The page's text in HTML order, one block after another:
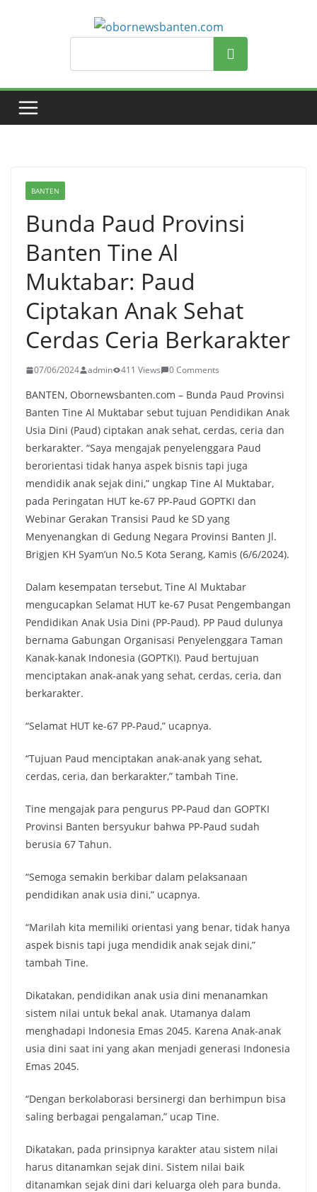
Search
BANTEN
Bunda Paud Provinsi
Banten Tine Al
Muktabar: Paud
Ciptakan Anak Sehat
Cerdas Ceria Berkarakter
07/06/2024 admin 411 Views 0 Comments
BANTEN, Obornewsbanten.com – Bunda Paud Provinsi
Banten Tine Al Muktabar sebut tujuan Pendidikan Anak
Usia Dini (Paud) ciptakan anak sehat, cerdas, ceria dan
berkarakter. “Saya mengajak penyelenggara Paud
berorientasi tidak hanya aspek bisnis tapi juga
mendidik anak sejak dini,” ungkap Tine Al Muktabar,
pada Peringatan HUT ke-67 PP-Paud GOPTKI dan
Webinar Gerakan Transisi Paud ke SD yang
Menyenangkan di Gedung Negara Provinsi Banten Jl.
Brigjen KH Syam’un No.5 Kota Serang, Kamis (6/6/2024).
Dalam kesempatan tersebut, Tine Al Muktabar
mengucapkan Selamat HUT ke-67 Pusat Pengembangan
Pendidikan Anak Usia Dini (PP-Paud). PP Paud dulunya
bernama Gabungan Organisasi Penyelenggara Taman
Kanak-kanak Indonesia (GOPTKI). Paud bertujuan
menciptakan anak-anak yang sehat, cerdas, ceria, dan
berkarakter.
“Selamat HUT ke-67 PP-Paud,” ucapnya.
“Tujuan Paud menciptakan anak-anak yang sehat,
cerdas, ceria, dan berkarakter,” tambah Tine.
Tine mengajak para pengurus PP-Paud dan GOPTKI
Provinsi Banten bersyukur bahwa PP-Paud sudah
berusia 67 Tahun.
“Semoga semakin berkibar dalam pelaksanaan
pendidikan anak usia dini,” ucapnya.
“Marilah kita memiliki orientasi yang benar, tidak hanya
aspek bisnis tapi juga mendidik anak sejak dini,”
tambah Tine.
Dikatakan, pendidikan anak usia dini menanamkan
sistem nilai untuk bekal anak. Utamanya dalam
menghadapi Indonesia Emas 2045. Karena Anak-anak
usia dini saat ini yang akan menjadi generasi Indonesia
Emas 2045.
“Dengan berkolaborasi bersinergi dan berhimpun bisa
saling berbagai pengalaman,” ucap Tine.
Dikatakan, pada prinsipnya karakter atau sistem nilai
harus ditanamkan sejak dini. Sistem nilai baik
ditanamkan sejak dini dari keluarga oleh para bunda.